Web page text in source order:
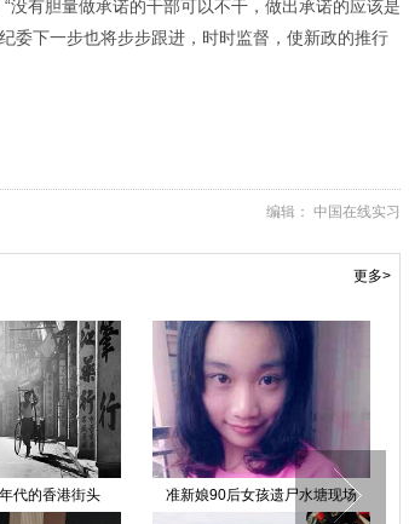
没有胆量做承诺的干部可以不干，做出承诺的应该是
委下一步也将步步跟进，时时监督，使新政的推行
编辑： 中国在线实习
更多>
“和平使命-2014”联合军演实兵演
沪
尸水塘现场